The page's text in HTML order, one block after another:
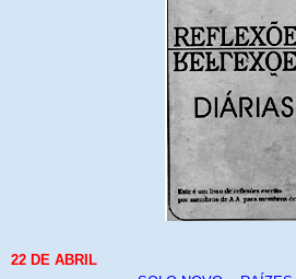
22 DE ABRIL